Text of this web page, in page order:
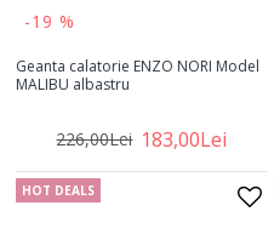
-19 %
Geanta calatorie ENZO NORI Model
MALIBU albastru
183,00Lei
226,00Lei
HOT DEALS